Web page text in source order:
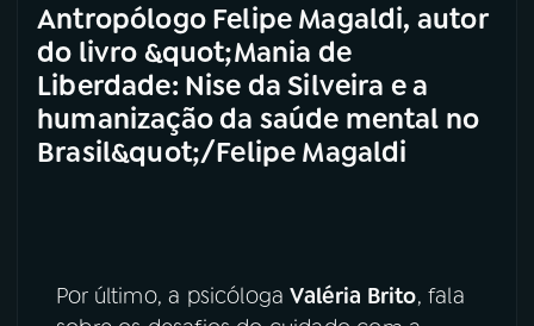
Antropólogo Felipe Magaldi, autor
do livro &quot;Mania de
Liberdade: Nise da Silveira e a
humanização da saúde mental no
Brasil&quot;/Felipe Magaldi
Por último, a psicólogaValéria Brito, fala